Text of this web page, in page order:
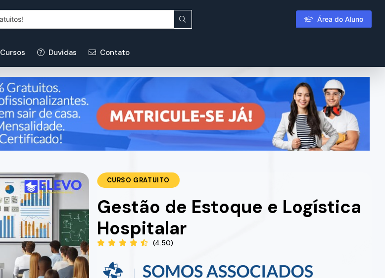
Área do Aluno
Cursos Duvidas Contato
CURSO GRATUITO
Gestão de Estoque e Logística
Hospitalar
(4.50)